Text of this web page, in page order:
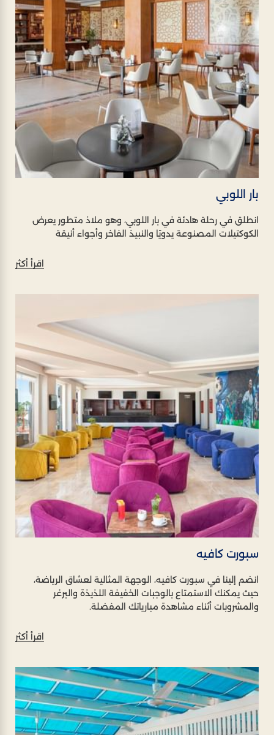
بار اللوبي
انطلق في رحلة هادئة في بار اللوبي، وهو ملاذ متطور يعرض
الكوكتيلات المصنوعة يدويًا والنبيذ الفاخر وأجواء أنيقة
اقرأ أكثر
سبورت كافيه
انضم إلينا في سبورت كافيه، الوجهة المثالية لعشاق الرياضة،
حيث يمكنك الاستمتاع بالوجبات الخفيفة اللذيذة والبرغر
والمشروبات أثناء مشاهدة مبارياتك المفضلة.
اقرأ أكثر